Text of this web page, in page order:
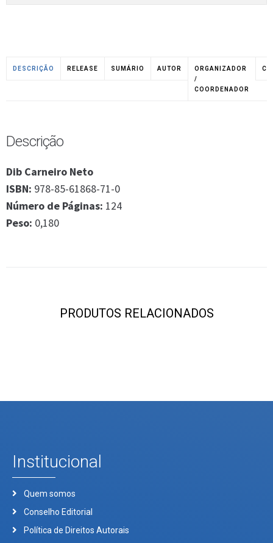
DESCRIÇÃO RELEASE SUMÁRIO AUTOR
ORGANIZADOR
/
COORDENADOR
Descrição
Dib Carneiro Neto
ISBN: 978-85-61868-71-0
Número de Páginas: 124
Peso: 0,180
PRODUTOS RELACIONADOS
Institucional
Quem somos
Conselho Editorial
Política de Direitos Autorais